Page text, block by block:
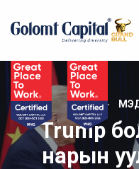
Trump
нарын